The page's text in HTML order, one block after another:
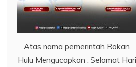
Atas nama pemerintah Rokan
Hulu Mengucapkan : Selamat Hari